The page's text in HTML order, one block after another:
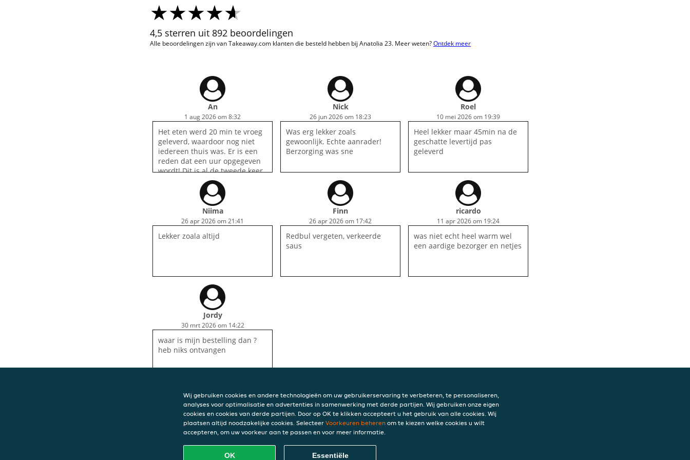
4,5 sterren uit 892 beoordelingen
Alle beoordelingen zijn van Takeaway.com klanten die besteld hebben bij Anatolia 23. Meer weten?Ontdek meer
An
1 aug 2026 om 8:32
Het eten werd 20 min te vroeg
geleverd, waardoor nog niet
iedereen thuis was. Er is een
reden dat een uur opgegeven
wordt! Dit is al de tweede keer
voor ons. Broodjes waren klef,
je moest ze met mes en vork
eten, alles viel uit elkaar. Friet
Nick
26 jun 2026 om 18:23
Was erg lekker zoals
gewoonlijk. Echte aanrader!
Berzorging was sne
Roel
10 mei 2026 om 19:39
Heel lekker maar 45min na de
geschatte levertijd pas
geleverd
Niima
26 apr 2026 om 21:41
Lekker zoala altijd
Finn
26 apr 2026 om 17:42
Redbul vergeten, verkeerde
saus
ricardo
11 apr 2026 om 19:24
was niet echt heel warm wel
een aardige bezorger en netjes
Jordy
30 mrt 2026 om 14:22
waar is mijn bestelling dan ?
heb niks ontvangen
CONTACT
Anatolia 23
Wij gebruiken cookies en andere technologieën om uw gebruikerservaring te verbeteren, te personaliseren,
analyses voor optimalisatie en advertenties in samenwerking met derde partijen. Wij gebruiken onze eigen
cookies en cookies van derde partijen. Door op OK te klikken accepteert u het gebruik van alle cookies. Wij
plaatsen altijd noodzakelijke cookies. Selecteer Voorkeuren beheren om te kiezen welke cookies u wilt
accepteren, om uw voorkeur aan te passen en voor meer informatie.
OK Essentiële